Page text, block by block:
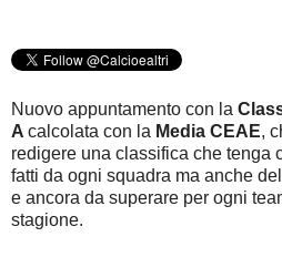
Nuovo appuntamento con la
A calcolata con la Media CEAE,
redigere una classifica che tenga
fatti da ogni squadra ma anche
e ancora da superare per ogni
stagione.